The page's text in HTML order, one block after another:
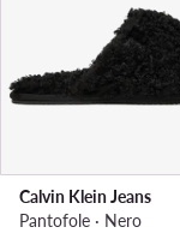
Calvin Klein Jeans
Pantofole · Nero